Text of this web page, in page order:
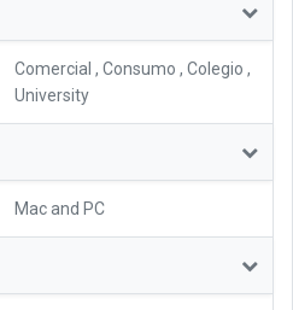
Comercial , Consumo , Colegio ,
University
Mac and PC